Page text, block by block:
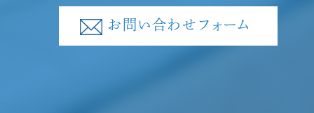
お問い合わせフォーム